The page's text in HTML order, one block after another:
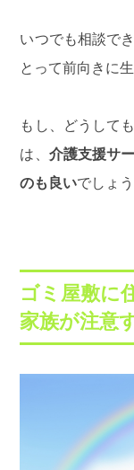
いつでも相談で
とって前向きに
もし、どうして
は、 介護支援サ
のも良いでしょう
ゴミ屋敷に
家族が注意